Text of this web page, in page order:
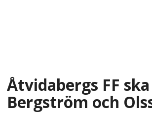
Åtvidabergs FF
Bergström och